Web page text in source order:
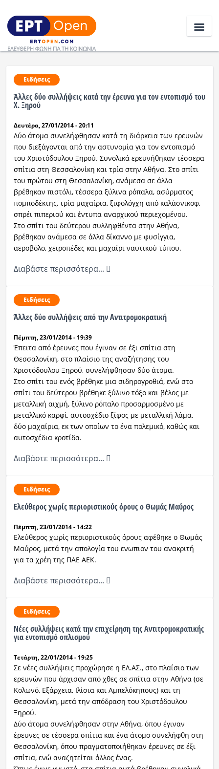
Ειδήσεις
Ελλάδα
Κοινωνία
Πολιτική
Οικονομία
Αθλητικά
Κόσμος
Ραδιόφωνο
Εκπομπές
Πολιτισμός
Ειδήσεις
Άλλες δύο συλλήψεις κατά την έρευνα για τον εντοπισμό του
Χ. Ξηρού
Δευτέρα, 27/01/2014 - 20:11
Δύο άτομα συνελήφθησαν κατά τη διάρκεια των ερευνών
που διεξάγονται από την αστυνομία για τον εντοπισμό
του Χριστόδουλου Ξηρού. Συνολικά ερευνήθηκαν τέσσερα
σπίτια στη Θεσσαλονίκη και τρία στην Αθήνα. Στο σπίτι
του πρώτου στη Θεσσαλονίκη, ανάμεσα σε άλλα
βρέθηκαν πιστόλι, τέσσερα ξύλινα ρόπαλα, ασύρματος
πομποδέκτης, τρία μαχαίρια, ξιφολόγχη από καλάσνικοφ,
σπρέι πιπεριού και έντυπα αναρχικού περιεχομένου.
Στο σπίτι του δεύτερου συλληφθέντα στην Αθήνα,
βρέθηκαν ανάμεσα σε άλλα δίκαννο με φυσίγγια,
αεροβόλο, χειροπέδες και μαχαίρι ναυτικού τύπου.
Διαβάστε περισσότερα...
Ειδήσεις
Άλλες δύο συλλήψεις από την Αντιτρομοκρατική
Πέμπτη, 23/01/2014 - 19:39
Έπειτα από έρευνες που έγιναν σε έξι σπίτια στη
Θεσσαλονίκη, στο πλαίσιο της αναζήτησης του
Χριστόδουλου Ξηρού, συνελήφθησαν δύο άτομα.
Στο σπίτι του ενός βρέθηκε μια σιδηρογροθιά, ενώ στο
σπίτι του δεύτερου βρέθηκε ξύλινο τόξο και βέλος με
μεταλλική αιχμή, ξύλινο ρόπαλο προσαρμοσμένο με
μεταλλικό καρφί, αυτοσχέδιο ξίφος με μεταλλική λάμα,
δύο μαχαίρια, εκ των οποίων το ένα πολεμικό, καθώς και
αυτοσχέδια κροτίδα.
Διαβάστε περισσότερα...
Ειδήσεις
Ελεύθερος χωρίς περιοριστικούς όρους ο Θωμάς Μαύρος
Πέμπτη, 23/01/2014 - 14:22
Ελεύθερος χωρίς περιοριστικούς όρους αφέθηκε ο Θωμάς
Μαύρος, μετά την απολογία του ενωπιον του ανακριτή
για τα χρέη της ΠΑΕ ΑΕΚ.
Διαβάστε περισσότερα...
Ειδήσεις
Νέες συλλήψεις κατά την επιχείρηση της Αντιτρομοκρατικής
για εντοπισμό οπλισμού
Τετάρτη, 22/01/2014 - 19:25
Σε νέες συλλήψεις προχώρησε η ΕΛ.ΑΣ., στο πλαίσιο των
ερευνών που άρχισαν από χθες σε σπίτια στην Αθήνα (σε
Κολωνό, Εξάρχεια, Ιλίσια και Αμπελόκηπους) και τη
Θεσσαλονίκη, μετά την απόδραση του Χριστόδουλου
Ξηρού.
Δύο άτομα συνελήφθησαν στην Αθήνα, όπου έγιναν
έρευνες σε τέσσερα σπίτια και ένα άτομο συνελήφθη στη
Θεσσαλονίκη, όπου πραγματοποιήθηκαν έρευνες σε έξι
σπίτια, ενώ αναζητείται άλλος ένας.